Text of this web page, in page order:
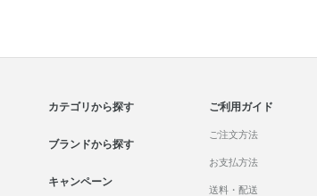
カテゴリから探す
ブランドから探す
キャンペーン
ご利用ガイド
ご注文方法
お支払方法
送料・配送